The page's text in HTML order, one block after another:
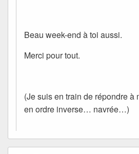
Beau week-end à toi aussi.
Merci pour tout.
(Je suis en train de répondre à
en ordre inverse… navrée…)